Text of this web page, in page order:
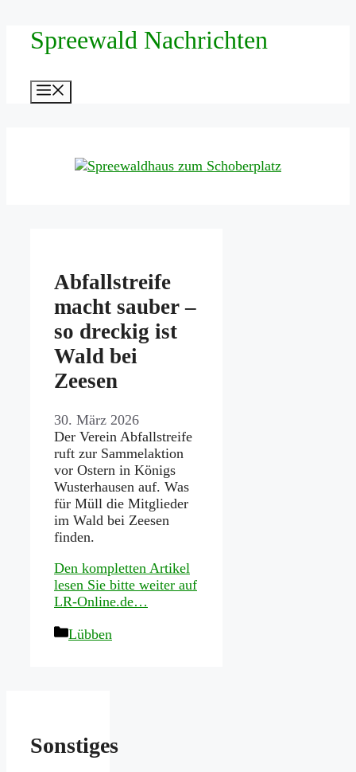
Zum
InhaltSpreewald Nachrichten
Abfallstreife
macht sauber –
so dreckig ist
Wald bei
Zeesen
30. März 2026
Der Verein Abfallstreife
ruft zur Sammelaktion
vor Ostern in Königs
Wusterhausen auf. Was
für Müll die Mitglieder
im Wald bei Zeesen
finden.
Den kompletten Artikel
lesen Sie bitte weiter auf
LR-Online.de…
Kategorien
Lübben
Sonstiges